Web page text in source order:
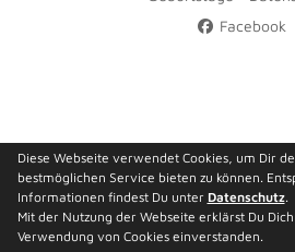
Facebook
Diese Webseite verwendet Cookies, um Dir
bestmöglichen Service bieten zu können.
Informationen findest Du unter Datenschutz.
Mit der Nutzung der Webseite erklärst Du
Verwendung von Cookies einverstanden.